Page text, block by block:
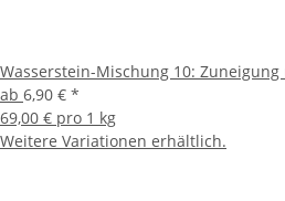
Wasserstein-Mischung 10: Zuneigung
ab 6,90 € *
69,00 € pro 1 kg
Weitere Variationen erhältlich.